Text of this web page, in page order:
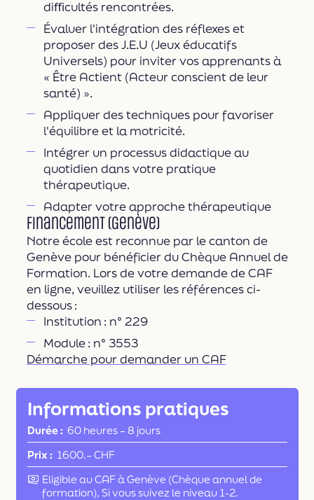
diﬃcultés rencontrées.
Évaluer l'intégration des réflexes et
proposer des J.E.U (Jeux éducatifs
Universels) pour inviter vos apprenants à
« Être Actient (Acteur conscient de leur
santé) ».
Appliquer des techniques pour favoriser
l'équilibre et la motricité.
Intégrer un processus didactique au
quotidien dans votre pratique
thérapeutique.
Adapter votre approche thérapeutique
Financement (Genève)
Notre école est reconnue par le canton de
Genève pour bénéficier du Chèque Annuel de
Formation. Lors de votre demande de CAF
en ligne, veuillez utiliser les références ci-
dessous :
Institution : n° 229
Module : n° 3553
Démarche pour demander un CAF
Informations pratiques
Durée 60 heures– 8 jours
Prix
1600.– CHF
Financement
Eligible au CAF à Genève (Chèque annuel de
formation), Si vous suivez le niveau 1-2.